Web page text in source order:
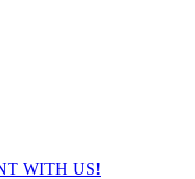
WITH US!